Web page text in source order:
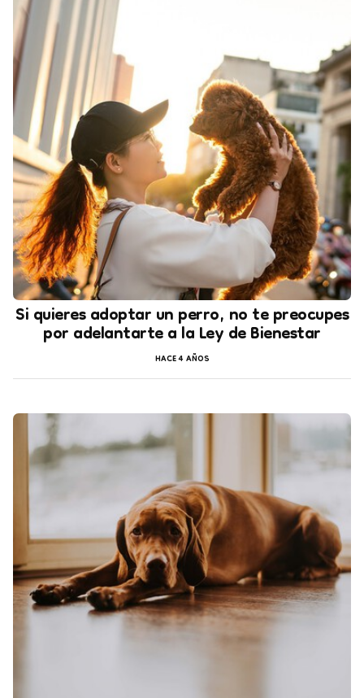
Si quieres adoptar un perro, no te preocupes
por adelantarte a la Ley de Bienestar
HACE 4 AÑOS